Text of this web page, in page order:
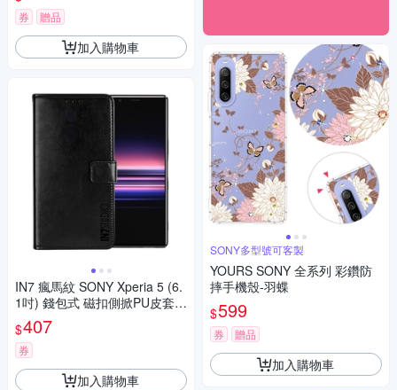
券 贈品
加入購物車
IN7 瘋馬紋 SONY Xperia 5 (6.
1吋) 錢包式 磁扣側掀PU皮套
手機皮套保護殼
$407
券
加入購物車
SONY多型號可客製
YOURS SONY 全系列 彩鑽防
摔手機殼-羽蝶
$599
券 贈品
加入購物車